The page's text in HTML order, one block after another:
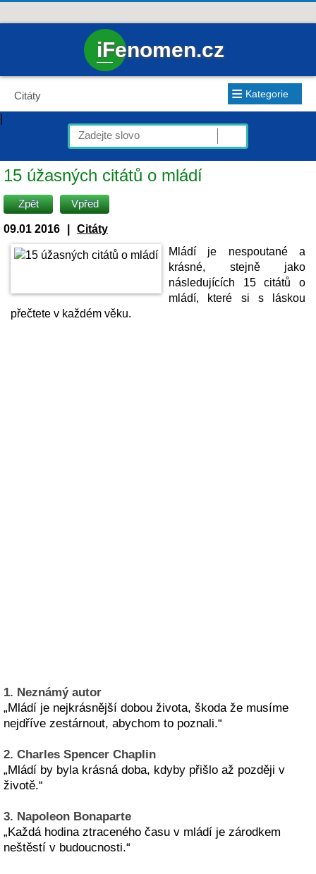
iFenomen.cz
Citáty ≡ Kategorie
|
15 úžasných citátů o mládí
Zpět Vpřed
09.01 2016
Citáty
Mládí je nespoutané a
krásné, stejně jako
následujících 15 citátů o
mládí, které si s láskou
přečtete v každém věku.
1. Neznámý autor
„Mládí je nejkrásnější dobou života, škoda že musíme
nejdříve zestárnout, abychom to poznali.“
2. Charles Spencer Chaplin
„Mládí by byla krásná doba, kdyby přišlo až později v
životě.“
3. Napoleon Bonaparte
„Každá hodina ztraceného času v mládí je zárodkem
neštěstí v budoucnosti.“